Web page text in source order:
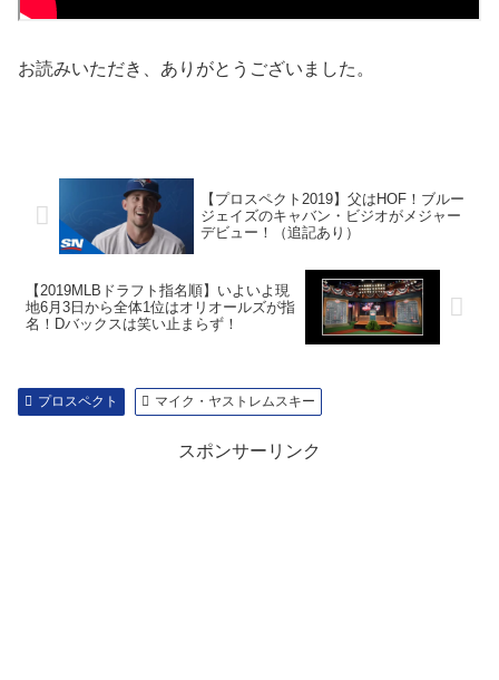
お読みいただき、ありがとうございました。
【プロスペクト2019】父はHOF！ブルー
ジェイズのキャバン・ビジオがメジャー
デビュー！（追記あり）
【2019MLBドラフト指名順】いよいよ現
地6月3日から全体1位はオリオールズが指
名！Dバックスは笑い止まらず！
プロスペクト マイク・ヤストレムスキー
スポンサーリンク